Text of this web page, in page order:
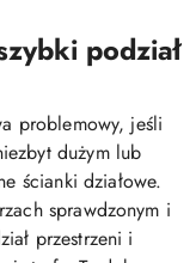
podział
problemowy, jeśli
dużym lub
ścianki działowe.
sprawdzonym i
przestrzeni i